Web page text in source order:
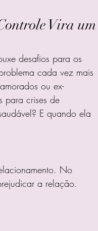
Vira um
desafios para os
cada vez mais
ou ex-
para crises de
E quando ela
No
a relação.